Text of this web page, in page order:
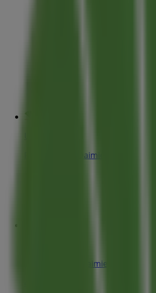
Pz España 27, Daimiel
Cl Martires 17, Daimiel